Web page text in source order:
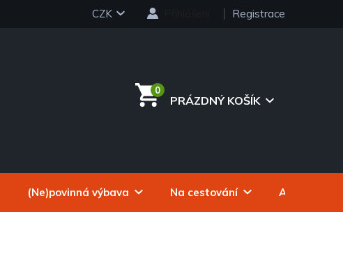
CZK Registrace
PRÁZDNÝ KOŠÍK
(Ne)povinná výbava Na cestování